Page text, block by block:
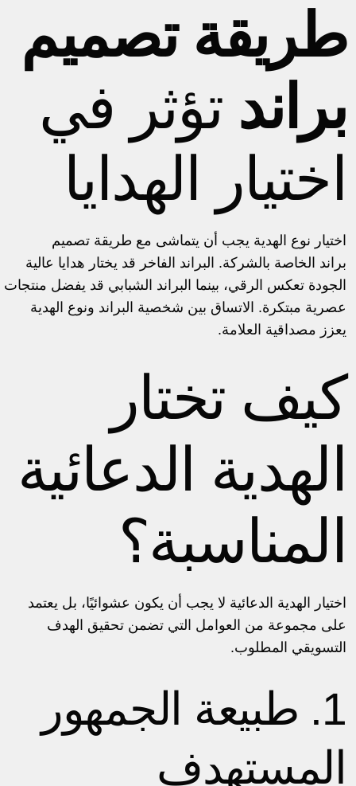
طريقة تصميم
براند تؤثر في
اختيار الهدايا
اختيار نوع الهدية يجب أن يتماشى مع طريقة تصميم
براند الخاصة بالشركة. البراند الفاخر قد يختار هدايا عالية
الجودة تعكس الرقي، بينما البراند الشبابي قد يفضل منتجات
عصرية مبتكرة. الاتساق بين شخصية البراند ونوع الهدية
يعزز مصداقية العلامة.
كيف تختار
الهدية الدعائية
المناسبة؟
اختيار الهدية الدعائية لا يجب أن يكون عشوائيًا، بل يعتمد
على مجموعة من العوامل التي تضمن تحقيق الهدف
التسويقي المطلوب.
1. طبيعة الجمهور
المستهدف